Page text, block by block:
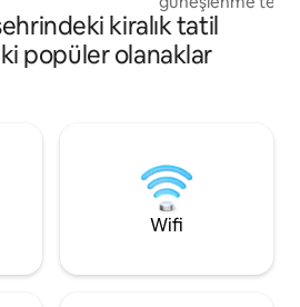
ve özel
gün doğumu
engebeli
bir yerdir.
manzarası ile
alanı olan Sky
Karayip güneşinin
kablosuz internet
bulunmaktadır.
unutulmaz bir
bir ada yaşamı
kiralık tatil
popüler olanaklar
Wifi